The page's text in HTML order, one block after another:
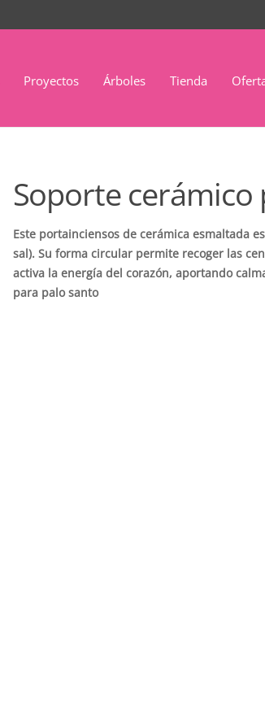
Proyectos Árboles Tienda
Soporte
Este portainciensos de cerámica esmaltada
sal). Su forma circular permite recoger las
activa la energía del corazón, aportando
para palo santo